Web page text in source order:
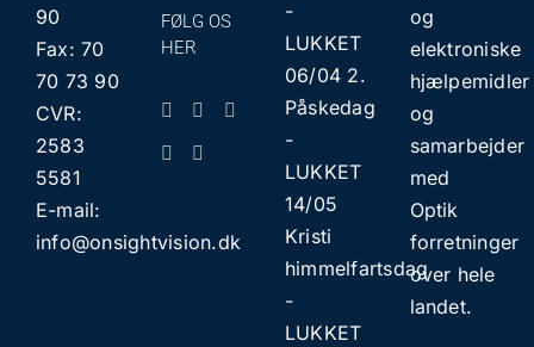
90
Fax: 70
70 73 90
CVR:
2583
5581
E-mail:
info@onsightvision.dk
FØLG OS
HER
​​-
LUKKET
06/04 2.
Påskedag
​​-
LUKKET
14/05
Kristi
himmelfartsdag
​​-
LUKKET
og
elektroniske
hjælpemidler
og
samarbejder
med
Optik
forretninger
over hele
landet.